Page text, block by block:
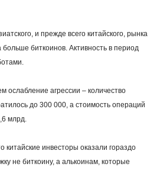
и прежде всего китайского, рынка
биткоинов. Активность в период
ослабление агрессии – количество
до 300 000, а стоимость операций
млрд.
китайские инвесторы оказали гораздо
не биткоину, а алькоинам, которые